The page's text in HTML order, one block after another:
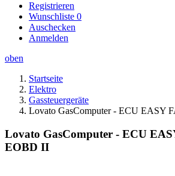
Registrieren
Wunschliste 0
Auschecken
Anmelden
oben
Startseite
Elektro
Gassteuergeräte
Lovato GasComputer - ECU EASY
Lovato GasComputer - ECU
EOBD II